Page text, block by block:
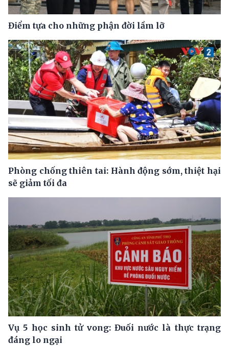
Điểm tựa cho những phận đời lầm lỡ
Phòng chống thiên tai: Hành động sớm, thiệt hại
sẽ giảm tối đa
Vụ 5 học sinh tử vong: Đuối nước là thực trạng
đáng lo ngại